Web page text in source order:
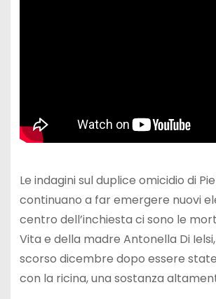
Le indagini sul duplice omicidio di
continuano a far emergere nuovi
centro dell’inchiesta ci sono le
Vita e della madre Antonella Di
scorso dicembre dopo essere
con la ricina, una sostanza